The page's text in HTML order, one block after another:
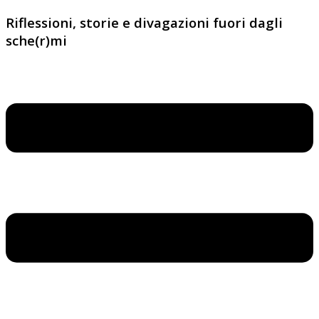
Riflessioni, storie e divagazioni fuori dagli
sche(r)mi